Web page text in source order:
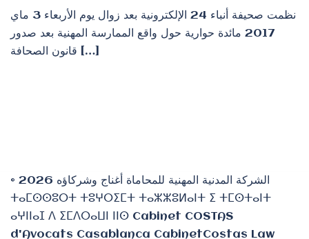
نظمت صحيفة أنباء 24 الإلكترونية بعد زوال يوم الأربعاء 3 ماي
2017 مائدة حوارية حول واقع الممارسة المهنية بعد صدور
قانون الصحافة […]
© 2026 الشركة المدنية المهنية للمحاماة أغناج وشركاؤه
ⵜⴰⵎⵙⵙⵓⵔⵜ ⵜⵓⵖⵔⵉⵎⵜ ⵜⴰⵣⵣⵓⵍⴰⵏⵜ ⵉ ⵜⵎⵙⵜⴰⵏⵜ
ⴰⵖⵏⵏⴰⵊ ⴷ ⵉⵎⴷⵔⴰⵡⵏ ⵏⵏⵙ Cabinet COSTAS
d'Avocats Casablanca CabinetCostas Law